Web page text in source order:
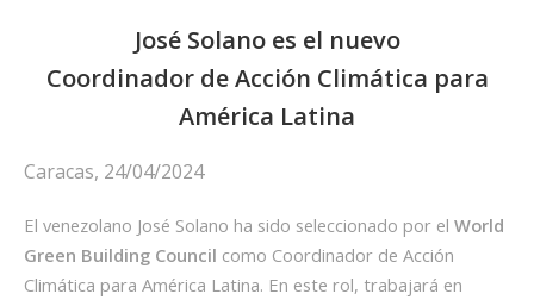
José Solano es el nuevo
Coordinador de Acción Climática para
América Latina
Caracas, 24/04/2024
El venezolano José Solano ha sido seleccionado por el World
Green Building Council como Coordinador de Acción
Climática para América Latina. En este rol, trabajará en